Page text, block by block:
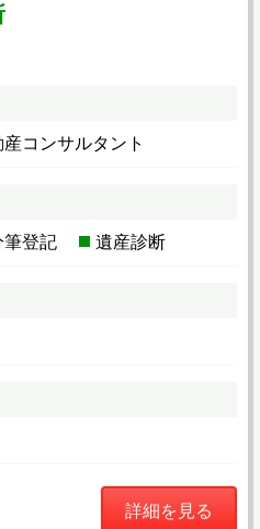
産コンサルタント
筆登記 遺産診断
詳細を見る